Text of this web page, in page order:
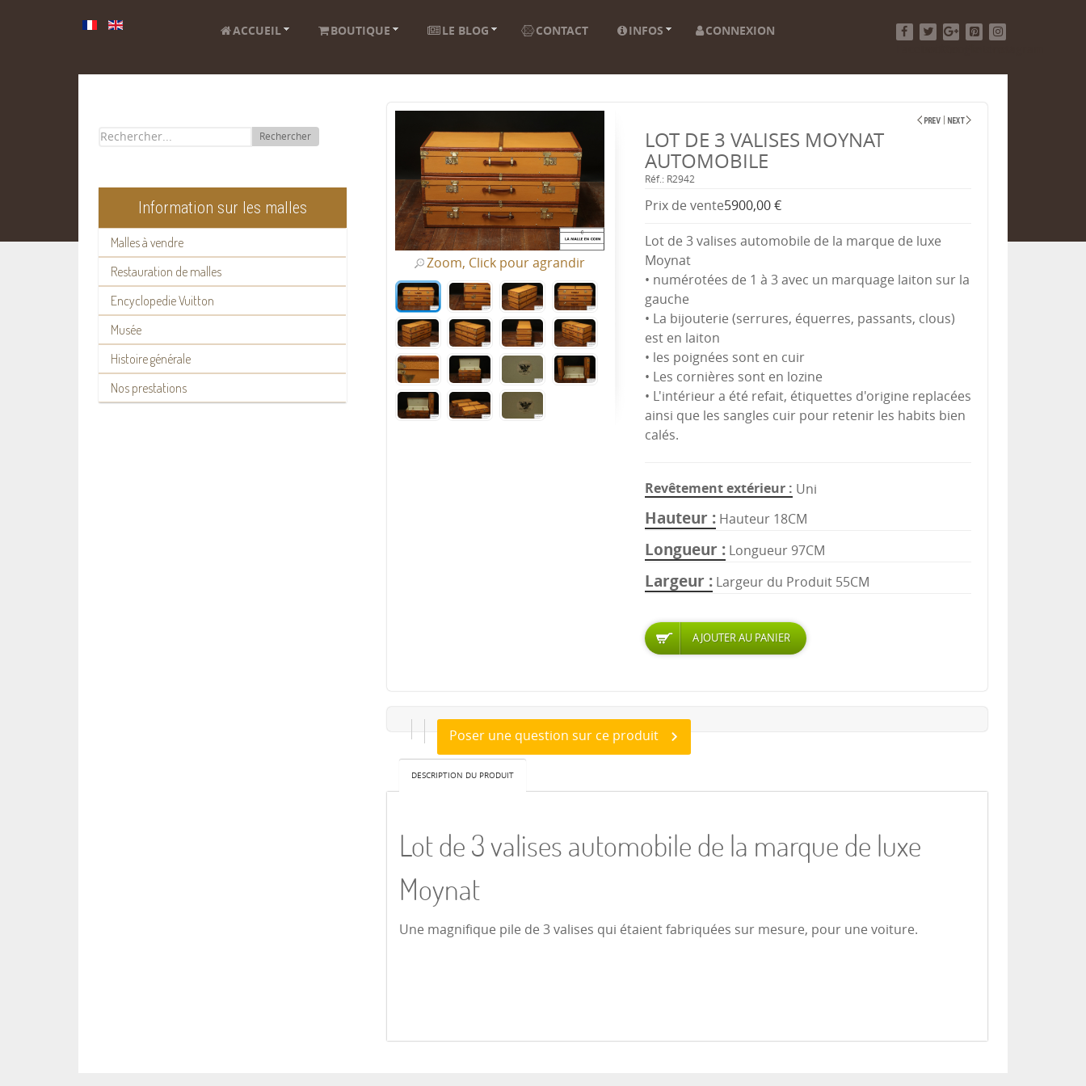
ACCUEIL BOUTIQUE LE BLOG CONTACT INFOS
CONNEXION
Rechercher
Information sur les malles
Malles à vendre
Restauration de malles
Encyclopedie Vuitton
Musée
Histoire générale
Nos prestations
Zoom, Click pour agrandir
LOT DE 3 VALISES MOYNAT
AUTOMOBILE
Réf.: R2942
Prix ​​de vente5900,00 €
Lot de 3 valises automobile de la marque de luxe
Moynat
• numérotées de 1 à 3 avec un marquage laiton sur la
gauche
• La bijouterie (serrures, équerres, passants, clous)
est en laiton
• les poignées sont en cuir
• Les cornières sont en lozine
• L'intérieur a été refait, étiquettes d'origine replacées
ainsi que les sangles cuir pour retenir les habits bien
calés.
Revêtement extérieur Uni
Hauteur Hauteur 18CM
Longueur Longueur 97CM
Largeur Largeur du Produit 55CM
Poser une question sur ce produit
DESCRIPTION DU PRODUIT
Lot de 3 valises automobile de la marque de luxe
Moynat
Une magnifique pile de 3 valises qui étaient fabriquées sur mesure, pour une voiture.